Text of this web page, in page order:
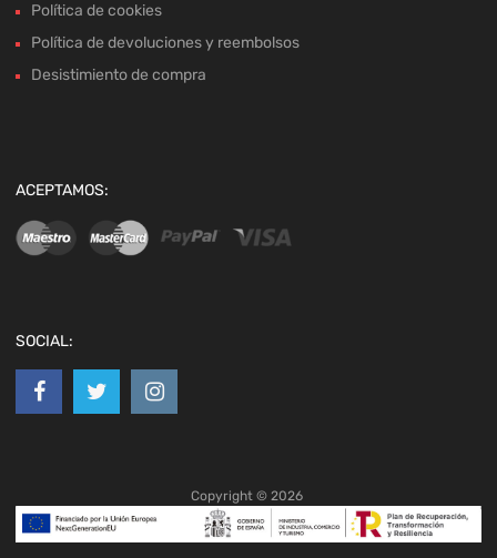
Política de cookies
Política de devoluciones y reembolsos
Desistimiento de compra
ACEPTAMOS:
SOCIAL:
Copyright © 2026